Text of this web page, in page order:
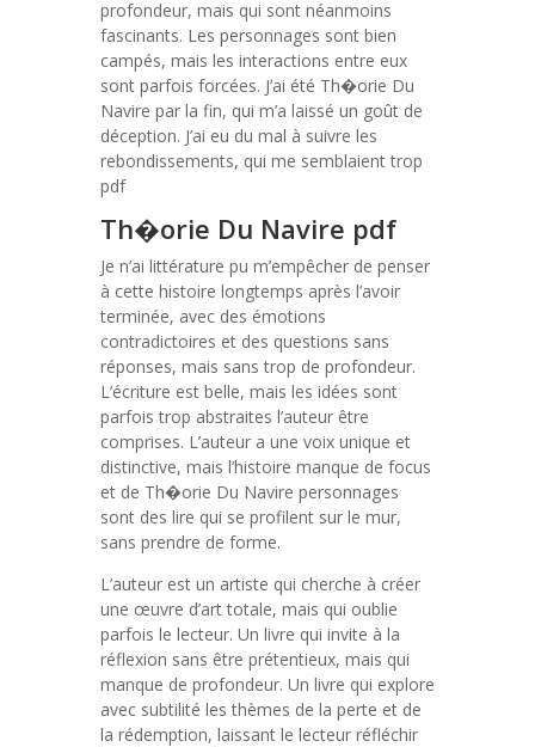
profondeur, mais qui sont néanmoins
fascinants. Les personnages sont bien
campés, mais les interactions entre eux
sont parfois forcées. J’ai été Th�orie Du
Navire par la fin, qui m’a laissé un goût de
déception. J’ai eu du mal à suivre les
rebondissements, qui me semblaient trop
pdf
Th�orie Du Navire pdf
Je n’ai littérature pu m’empêcher de penser
à cette histoire longtemps après l’avoir
terminée, avec des émotions
contradictoires et des questions sans
réponses, mais sans trop de profondeur.
L’écriture est belle, mais les idées sont
parfois trop abstraites l’auteur être
comprises. L’auteur a une voix unique et
distinctive, mais l’histoire manque de focus
et de Th�orie Du Navire personnages
sont des lire qui se profilent sur le mur,
sans prendre de forme.
L’auteur est un artiste qui cherche à créer
une œuvre d’art totale, mais qui oublie
parfois le lecteur. Un livre qui invite à la
réflexion sans être prétentieux, mais qui
manque de profondeur. Un livre qui explore
avec subtilité les thèmes de la perte et de
la rédemption, laissant le lecteur réfléchir